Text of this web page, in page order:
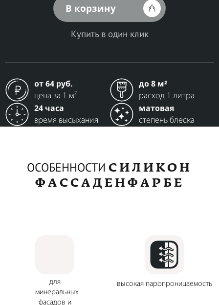
В корзину
Купить в один клик
от 64 руб.
цена за 1 м²
до 8 м²
расход 1 литра
24 часа
время высыхания
матовая
степень блеска
ОСОБЕННОСТИ СИЛИКОН
ФАССАДЕНФАРБЕ
для
минеральных
фасадов и
высокая паропроницаемость